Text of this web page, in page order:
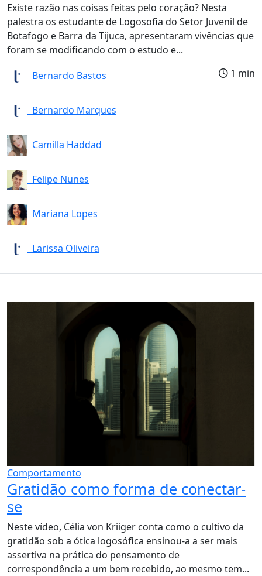
Existe razão nas coisas feitas pelo coração? Nesta
palestra os estudante de Logosofia do Setor Juvenil de
Botafogo e Barra da Tijuca, apresentaram vivências que
foram se modificando com o estudo e...
Bernardo Bastos
Bernardo Marques
Camilla Haddad
Felipe Nunes
Mariana Lopes
Larissa Oliveira
1 min
Comportamento
Gratidão como forma de conectar-
se
Neste vídeo, Célia von Kriiger conta como o cultivo da
gratidão sob a ótica logosófica ensinou-a a ser mais
assertiva na prática do pensamento de
correspondência a um bem recebido, ao mesmo tem...